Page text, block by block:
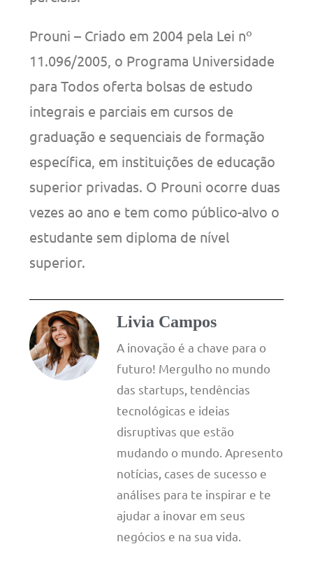
Prouni – Criado em 2004 pela Lei nº
11.096/2005, o Programa Universidade
para Todos oferta bolsas de estudo
integrais e parciais em cursos de
graduação e sequenciais de formação
específica, em instituições de educação
superior privadas. O Prouni ocorre duas
vezes ao ano e tem como público-alvo o
estudante sem diploma de nível
superior.
Livia Campos
A inovação é a chave para o
futuro! Mergulho no mundo
das startups, tendências
tecnológicas e ideias
disruptivas que estão
mudando o mundo. Apresento
notícias, cases de sucesso e
análises para te inspirar e te
ajudar a inovar em seus
negócios e na sua vida.